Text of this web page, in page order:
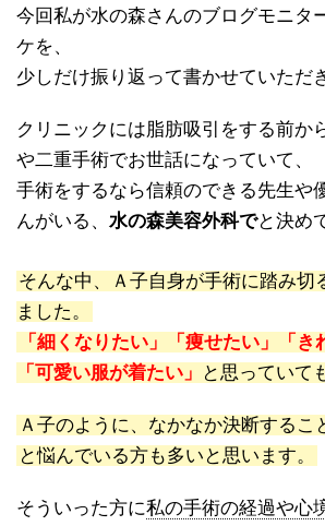
今回私が水の森さんのブログモニタ
ケを、
少しだけ振り返って書かせていただ
クリニックには脂肪吸引をする前か
や二重手術でお世話になっていて、
手術をするなら信頼のできる先生や
んがいる、 水の森美容外科でと決め
そんな中、Ａ子自身が手術に踏み切
ました。
「細くなりたい」「痩せたい」「き
「可愛い服が着たい」
と思っていて
Ａ子のように、なかなか決断するこ
と悩んでいる方も多いと思います。
そういった方に私の手術の経過や心